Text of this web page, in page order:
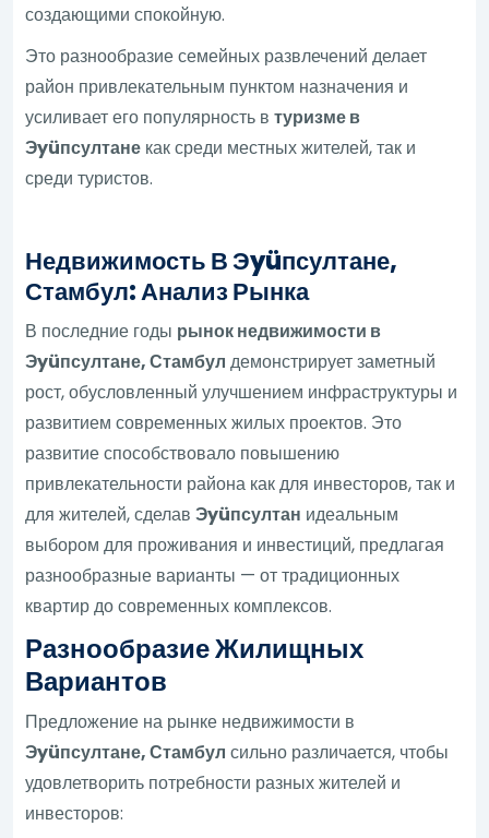
создающими спокойную.
Это разнообразие семейных развлечений делает
район привлекательным пунктом назначения и
усиливает его популярность втуризме в
Эyüпсултане как среди местных жителей, так и
среди туристов.
Недвижимость В Эyüпсултане,
Стамбул: Анализ Рынка
В последние годы рынок недвижимости в
Эyüпсултане, Стамбул демонстрирует заметный
рост, обусловленный улучшением инфраструктуры и
развитием современных жилых проектов. Это
развитие способствовало повышению
привлекательности района как для инвесторов, так и
для жителей, сделавЭyüпсултан идеальным
выбором для проживания и инвестиций, предлагая
разнообразные варианты — от традиционных
квартир до современных комплексов.
Разнообразие Жилищных
Вариантов
Предложение на рынке недвижимости в
Эyüпсултане, Стамбул сильно различается, чтобы
удовлетворить потребности разных жителей и
инвесторов: